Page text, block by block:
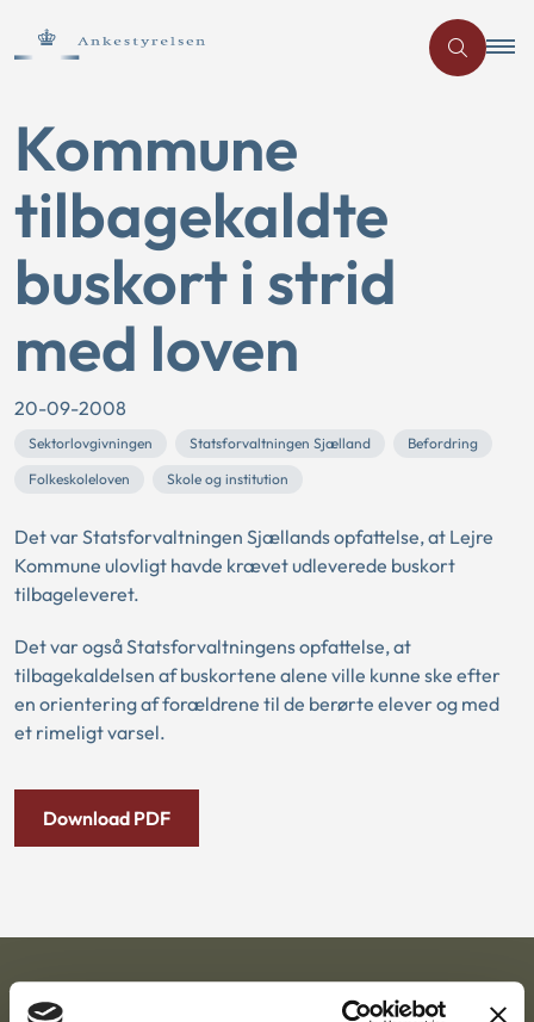
Kommune
tilbagekaldte
buskort i strid
med loven
20-09-2008
Sektorlovgivningen Statsforvaltningen Sjælland
Befordring
Folkeskoleloven
Skole og institution
Det var Statsforvaltningen Sjællands opfattelse, at Lejre
Kommune ulovligt havde krævet udleverede buskort
tilbageleveret.
Det var også Statsforvaltningens opfattelse, at
tilbagekaldelsen af buskortene alene ville kunne ske efter
en orientering af forældrene til de berørte elever og med
et rimeligt varsel.
Download PDF
Ankestyrelsen